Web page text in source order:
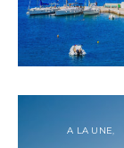
A LA UNE